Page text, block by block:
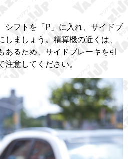
シフトを「P」に入れ、サイドブ
しましょう。精算機の近くは、
あるため、サイドブレーキを引
注意してください。